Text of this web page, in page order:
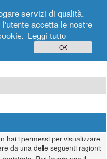
hai i permessi per visualizzare
da una delle seguenti ragioni:
servizi di qualità.
accetta le nostre
Leggi tutto
OK